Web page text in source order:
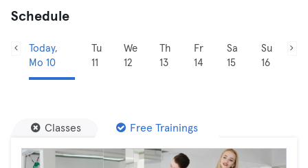
Schedule
Today,
Mo 10
Tu
11
We
12
Th
13
Fr
14
Sa
15
Su
16
Classes Free Trainings